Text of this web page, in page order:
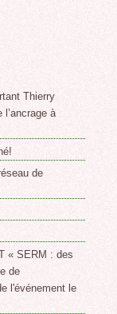
Thierry
à
de
« SERM : des
de
l'événement le